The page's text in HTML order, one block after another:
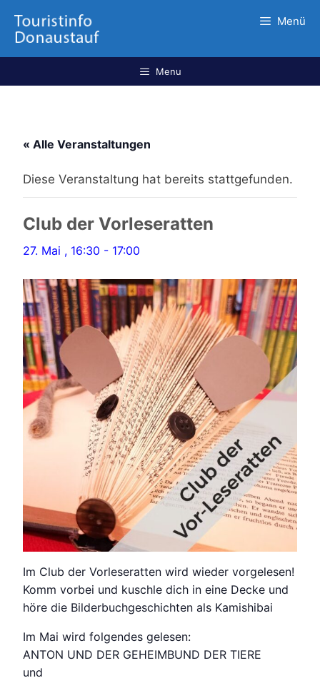
Menü
Menu
« Alle Veranstaltungen
Diese Veranstaltung hat bereits stattgefunden.
Club der Vorleseratten
27. Mai , 16:30 - 17:00
Im Club der Vorleseratten wird wieder vorgelesen!
Komm vorbei und kuschle dich in eine Decke und
höre die Bilderbuchgeschichten als Kamishibai
Im Mai wird folgendes gelesen:
ANTON UND DER GEHEIMBUND DER TIERE
und